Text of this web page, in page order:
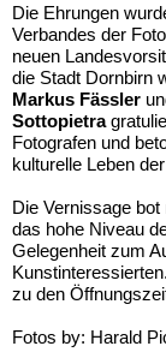
Die Ehrungen
Verbandes der
neuen
die Stadt Dornbirn
Markus Fässler
Sottopietra
Fotografen und
kulturelle Leben
Die Vernissage
das hohe Niveau
Gelegenheit zum
zu den
Fotos by: Harald